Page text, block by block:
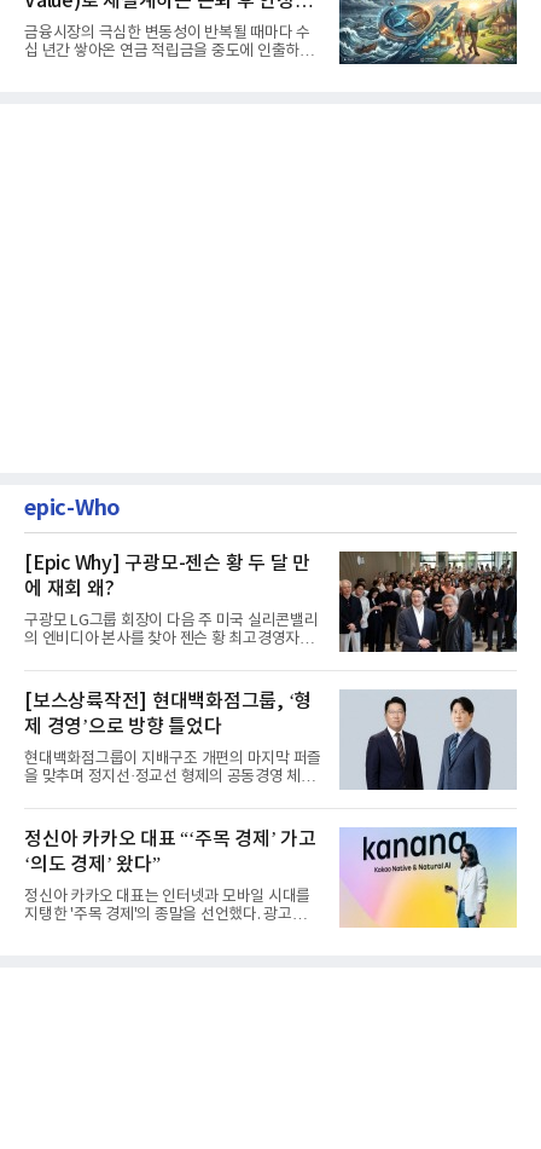
생활보장과 평생소득 전략
금융시장의 극심한 변동성이 반복될 때마다 수
십 년간 쌓아온 연금 적립금을 중도에 인출하거
epic-Who
[Epic Why] 구광모-젠슨 황 두 달 만
에 재회 왜?
구광모 LG그룹 회장이 다음 주 미국 실리콘밸리
의 엔비디아 본사를 찾아 젠슨 황 최고경영자
[보스상륙작전] 현대백화점그룹, ‘형
제 경영’으로 방향 틀었다
현대백화점그룹이 지배구조 개편의 마지막 퍼즐
을 맞추며 정지선·정교선 형제의 공동경영 체제
정신아 카카오 대표 “‘주목 경제’ 가고
‘의도 경제’ 왔다”
정신아 카카오 대표는 인터넷과 모바일 시대를
지탱한 '주목 경제'의 종말을 선언했다. 광고를